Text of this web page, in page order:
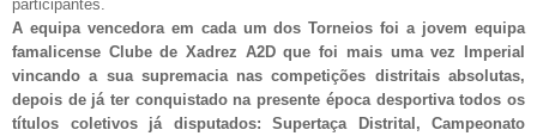
participantes.
A equipa vencedora em cada um dos Torneios foi a jovem equipa
famalicense Clube de Xadrez A2D que foi mais uma vez Imperial
vincando a sua supremacia nas competições distritais absolutas,
depois de já ter conquistado na presente época desportiva todos os
títulos coletivos já disputados: Supertaça Distrital, Campeonato